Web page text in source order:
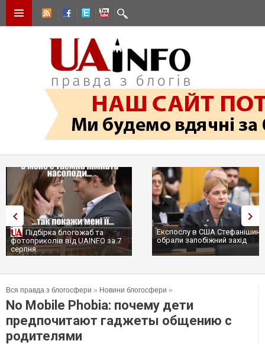
Експослу в США Стефанішиній
обрали запобіжний захід
Трамп не передасть Україні
сотні ракет до Patriot, бо у
Вся правда з блогосфери » Новини блогосфери »
No Mobile Phobia: почему дети
предпочитают гаджеты общению с
родителями